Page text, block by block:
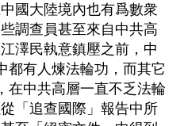
國大陸境內也有爲數衆
調查員甚至來自中共高
澤民執意鎮壓之前，中
都有人煉法輪功，而其它
在中共高層一直不乏法輪
「追查國際」報告中所